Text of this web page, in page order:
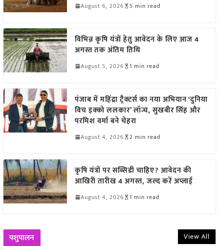
August 6, 2026 5 min read
विभिन्न कृषि यंत्रों हेतु आवेदन के लिए आज 4
अगस्त तक अंतिम तिथि
August 5, 2026 1 min read
पंजाब में महिंद्रा ट्रैक्टर्स का नया अभियान ‘दुनिया
विच इक्को ललकार’ लॉन्च, सुखबीर सिंह और
परमिश वर्मा बने चेहरा
August 4, 2026 2 min read
कृषि यंत्रों पर सब्सिडी चाहिए? आवेदन की
आखिरी तारीख 4 अगस्त, जल्द करें अप्लाई
August 4, 2026 1 min read
पशुपालन View All